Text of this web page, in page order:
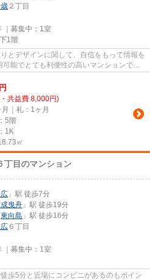
２丁目
募集中： 1室
1階
とデザインに関して、自信をもって情報を
能でとても利便性の高いマンションで
円
共益費 8,000円)
｜礼：1ヶ月
5階
1K
㎡
丁目のマンション
」駅 徒歩7分
曳舟 」駅 徒歩19分
東向島 」駅 徒歩16分
６丁目
募集中： 1室
歩5分と近場にコンビニがあるのもポイン